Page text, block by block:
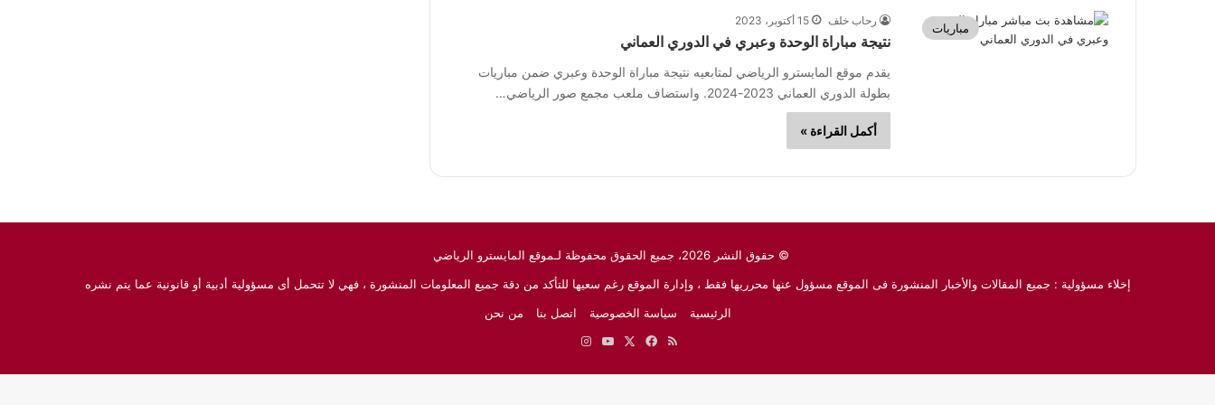
مباريات
رحاب خلف 15 أكتوبر، 2023
نتيجة مباراة الوحدة وعبري في الدوري العماني
يقدم موقع المايسترو الرياضي لمتابعيه نتيجة مباراة الوحدة وعبري ضمن مباريات
بطولة الدوري العماني 2023-2024. واستضاف ملعب مجمع صور الرياضي…
أكمل القراءة »
© حقوق النشر 2026، جميع الحقوق محفوظة لـموقع المايسترو الرياضي
إخلاء مسؤولية : جميع المقالات والأخبار المنشورة فى الموقع مسؤول عنها محرريها فقط ، وإدارة الموقع رغم سعيها للتأكد من دقة جميع المعلومات المنشورة ، فهي لا تتحمل أى مسؤولية أدبية أو قانونية عما يتم نشره
الرئيسية
سياسة الخصوصية اتصل بنا
من نحن
ملخصفيسبوك ‫YouTubeانستقرام